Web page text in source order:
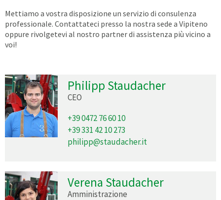
Mettiamo a vostra disposizione un servizio di consulenza
professionale. Contattateci presso la nostra sede a Vipiteno
oppure rivolgetevi al nostro partner di assistenza più vicino a
voi!
Philipp Staudacher
CEO
+39 0472 76 60 10
+39 331 42 10 273
philipp@staudacher.it
Verena Staudacher
Amministrazione